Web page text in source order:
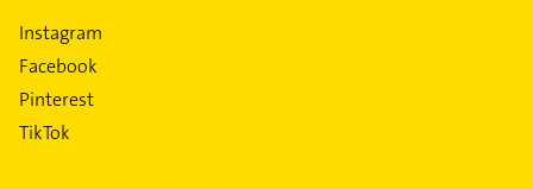
Instagram
Facebook
Pinterest
TikTok